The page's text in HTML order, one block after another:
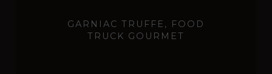
GARNIAC TRUFFE, FOOD
TRUCK GOURMET